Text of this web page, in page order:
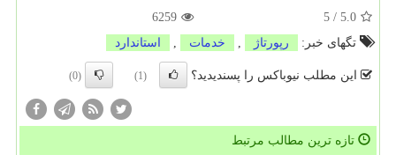
5.0
/
5
6259
تگهای خبر:
رپورتاژ , خدمات , استاندارد
این مطلب نیوباکس را پسندیدید؟ (1)
(0)
تازه ترین مطالب مرتبط